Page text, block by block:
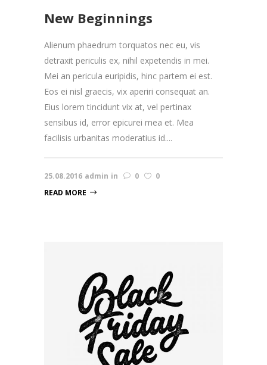
New Beginnings
Alienum phaedrum torquatos nec eu, vis
detraxit periculis ex, nihil expetendis in mei.
Mei an pericula euripidis, hinc partem ei est.
Eos ei nisl graecis, vix aperiri consequat an.
Eius lorem tincidunt vix at, vel pertinax
sensibus id, error epicurei mea et. Mea
facilisis urbanitas moderatius id....
25.08.2016 admin in 0
0
READ MORE